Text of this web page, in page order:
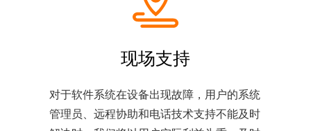
现场支持
对于软件系统在设备出现故障，用户的系统
管理员、远程协助和电话技术支持不能及时